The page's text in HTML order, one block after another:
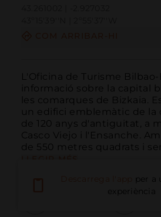
L'Oficina de Turisme
informació sobre la capital
les comarques de Bizkaia.
un edifici emblemàtic de la
de 120 anys d'antiguitat, a
Casco Viejo i l'Ensanche.
de 550 metres quadrats i
per a
experiència